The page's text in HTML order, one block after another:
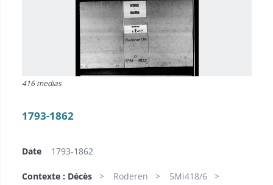
416 medias
1793-1862
Date 1793-1862
Contexte : Décès Roderen
5Mi418/6